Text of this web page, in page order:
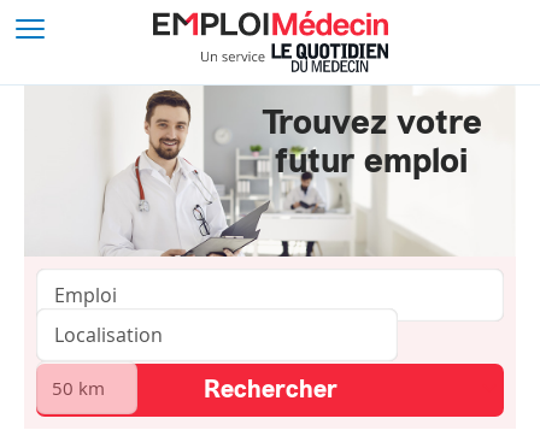
Trouvez votre
futur emploi